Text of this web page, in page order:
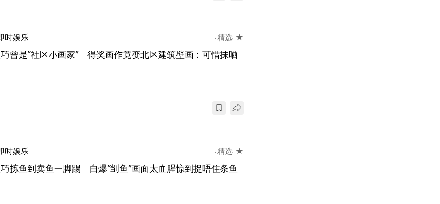
时娱乐 精选 ★
曾是“社区小画家” 得奖画作竟变北区建筑壁画：可惜抹晒
时娱乐 精选 ★
拣鱼到卖鱼一脚踢 自爆“㓥鱼”画面太血腥惊到捉唔住条鱼